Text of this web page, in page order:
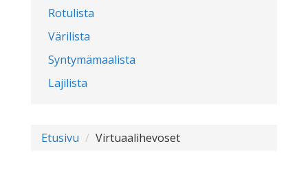
Rotulista
Värilista
Syntymämaalista
Lajilista
Etusivu Virtuaalihevoset